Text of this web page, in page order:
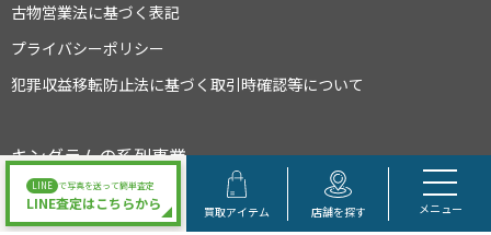
LINE で写真を送って簡単査定
LINE査定はこちらから 買取アイテム 店舗を探す メニュー
古物営業法に基づく表記
プライバシーポリシー
犯罪収益移転防止法に基づく取引時確認等について
キングラムの系列事業